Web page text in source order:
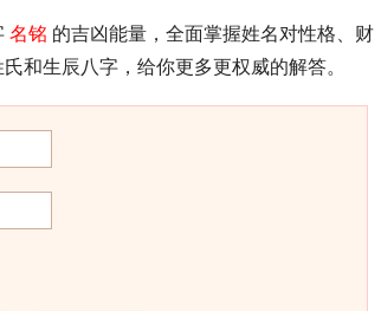
名铭 的吉凶能量，全面掌握姓名对性格、财
和生辰八字，给你更多更权威的解答。